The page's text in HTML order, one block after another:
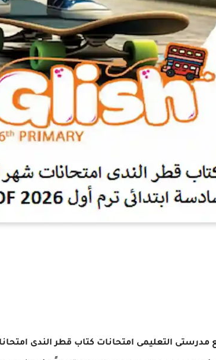
مدرستى التعليمى امتحانات كتاب قطر الندى